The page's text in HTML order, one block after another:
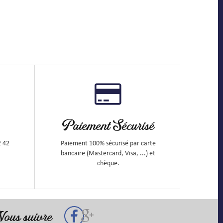
42
Paiement Sécurisé
Paiement 100% sécurisé par carte
bancaire (Mastercard, Visa, ...) et
chèque.
suivre